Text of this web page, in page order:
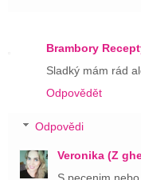
Brambory
Sladký mám rád
Odpovědět
Odpovědi
Veronika (Z